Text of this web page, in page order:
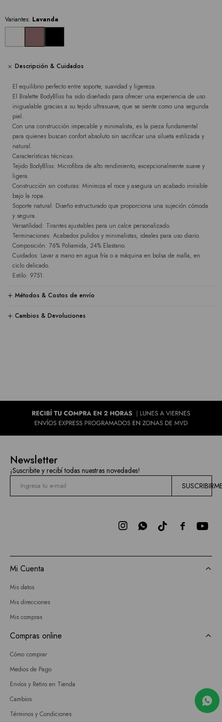
Variantes: Lavanda
Descripción & Cuidados
El equilibrio perfecto entre soporte, suavidad y ligereza.
El Bralette BodyBliss ha sido diseñado para ofrecer una experiencia de uso
inigualable gracias a su tejido ultrasuave, que se siente como una segunda
piel.
Con una construcción impecable y minimalista, es la pieza fundamental
para quienes buscan confort absoluto sin sacrificar una silueta estilizada y
natural.
Características técnicas:
Tejido BodyBliss: Microfibra de alto rendimiento, excepcionalmente suave y
ligera.
Construcción sin costuras: Minimiza el roce y asegura un acabado invisible
bajo la ropa.
Soporte natural: Diseño estructurado que proporciona una sujeción cómoda
y segura.
Versatilidad: Tirantes ajustables para un calce personalizado.
Terminaciones: Acabados pulidos y minimalistas, ideales para uso diario.
Composición: 76% Poliamida, 24% Elastano.
Cuidados: Lavar a mano en agua fría o a máquina en bolsa de malla, en
ciclo delicado.
Estilo: 9751.
Métodos & Costos de envío
Cambios & Devoluciones
Newsletter
¡Suscribite y recibí todas nuestras novedades!

 
Mi Cuenta
Mis datos
Mis direcciones
Mis compras
Compras online
Cómo comprar
Medios de Pago
Envíos y Retiro en Tienda
Cambios
Términos y Condiciones